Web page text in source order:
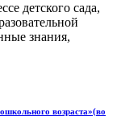
детского сада,
знания,
возраста»(во